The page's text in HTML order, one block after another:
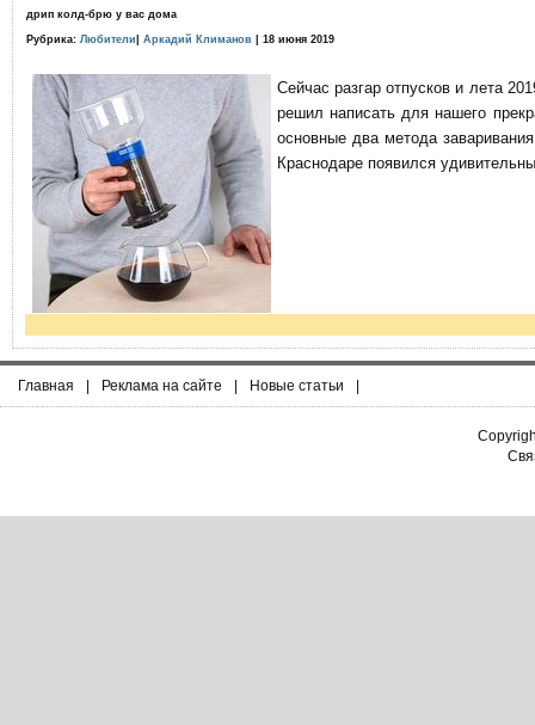
дрип колд-брю у вас дома
Рубрика: Любители Аркадий Климанов | 18 июня 2019
Сейчас разгар отпусков и лета
решил написать для нашего
основные два метода
Краснодаре появился
Главная | Реклама на сайте | Новые статьи |